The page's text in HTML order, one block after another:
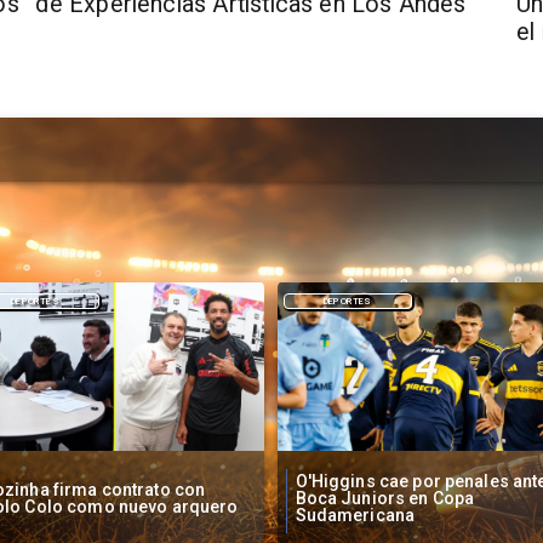
el
cae por penales ante
Juniors en Copa
DEPORTES
Operadores de apuestas
piden acelerar regulación en
Chile
NACIONAL